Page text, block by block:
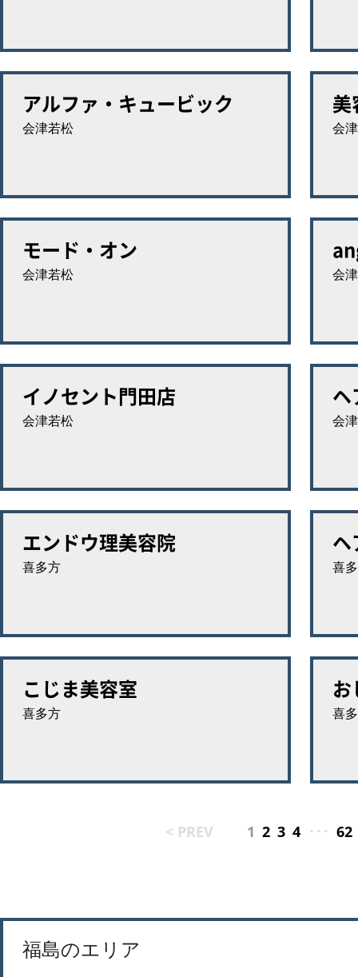
アルファ・キュービック
会津若松 会
モード・オン
会津若松 会
イノセント門田店
会津若松 会
エンドウ理美容院
喜多方
ヘ
喜
こじま美容室
喜多方 喜
< PREV 1 2 3 4 ･･･ 62
福島のエリア